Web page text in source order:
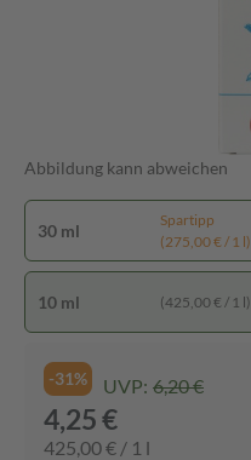
Abbildung kann abweichen
30 ml
Spartipp
(275,00 € / 1 l)
10 ml (425,00 € / 1 l)
-31% UVP: 6,20 €
4,25 €
425,00 € / 1 l